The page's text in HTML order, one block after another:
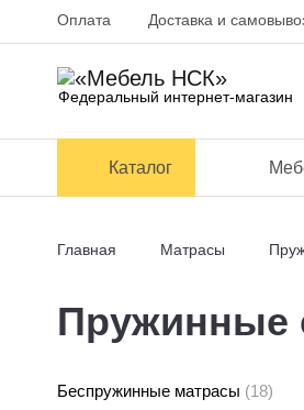
Оплата Доставка и
Федеральный интернет-магазин
Каталог
Главная Матрасы
Пружинные
Беспружинные матрасы (18)